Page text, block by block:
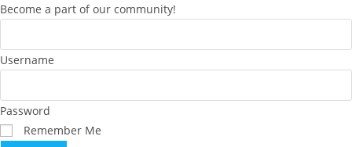
Become a part of our community!
Username
Password
Remember Me